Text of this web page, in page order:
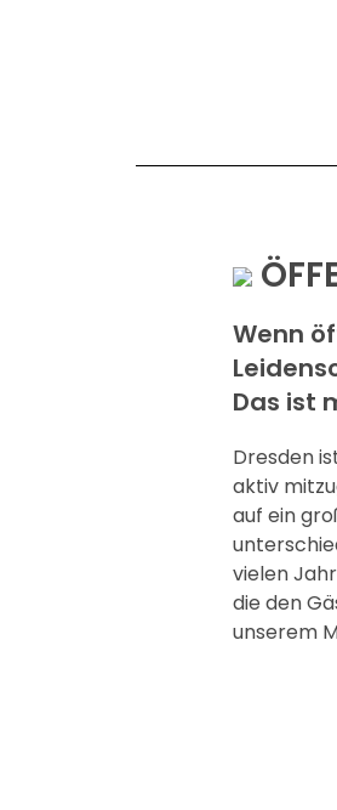
Wenn
Das ist
Dresden
aktiv
auf ein
vielen
die den
unserem